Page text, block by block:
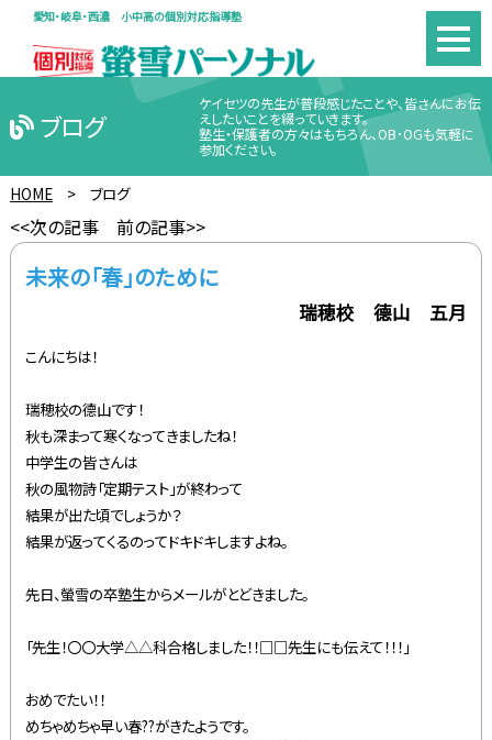
愛知・岐阜・西濃 小中高の個別対応指導塾
ブログ
ケイセツの先生が普段感じたことや、皆さんにお伝
えしたいことを綴っていきます。
塾生・保護者の方々はもちろん、OB･OGも気軽に
参加ください。
HOME> ブログ
<<次の記事 前の記事>>
未来の「春」のために
瑞穂校 德山 五月
こんにちは！
瑞穂校の德山です！
秋も深まって寒くなってきましたね！
中学生の皆さんは
秋の風物詩「定期テスト」が終わって
結果が出た頃でしょうか？
結果が返ってくるのってドキドキしますよね。
先日、螢雪の卒塾生からメールがとどきました。
「先生！〇〇大学△△科合格しました！！□□先生にも伝えて！！！」
おめでたい！！
めちゃめちゃ早い春??がきたようです。